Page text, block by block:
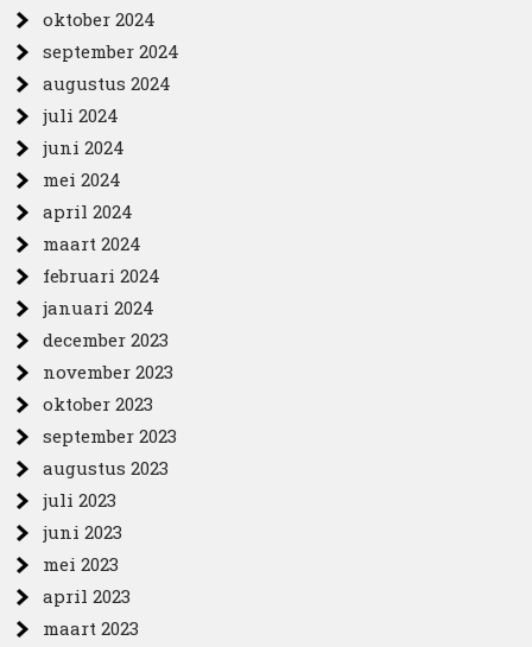
oktober 2024
september 2024
augustus 2024
juli 2024
juni 2024
mei 2024
april 2024
maart 2024
februari 2024
januari 2024
december 2023
november 2023
oktober 2023
september 2023
augustus 2023
juli 2023
juni 2023
mei 2023
april 2023
maart 2023